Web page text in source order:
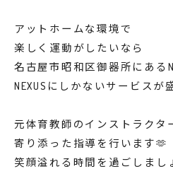
アットホームな環境で
楽しく運動がしたいなら
名古屋市昭和区御器所にある
NEXUSにしかないサービスが
元体育教師のインストラクタ
寄り添った指導を行います🫶
笑顔溢れる時間を過ごしまし